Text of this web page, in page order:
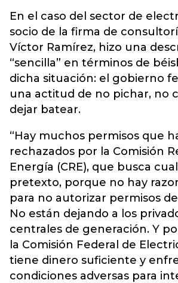
En el caso del sector de
socio de la firma de
Víctor Ramírez, hizo una
“sencilla” en términos de
dicha situación: el gobierno
una actitud de no pichar, no
dejar batear.
“Hay muchos permisos que
rechazados por la Comisión
Energía (CRE), que busca
pretexto, porque no hay
para no autorizar permisos
No están dejando a los
centrales de generación. Y
la Comisión Federal de
tiene dinero suficiente y
condiciones adversas para